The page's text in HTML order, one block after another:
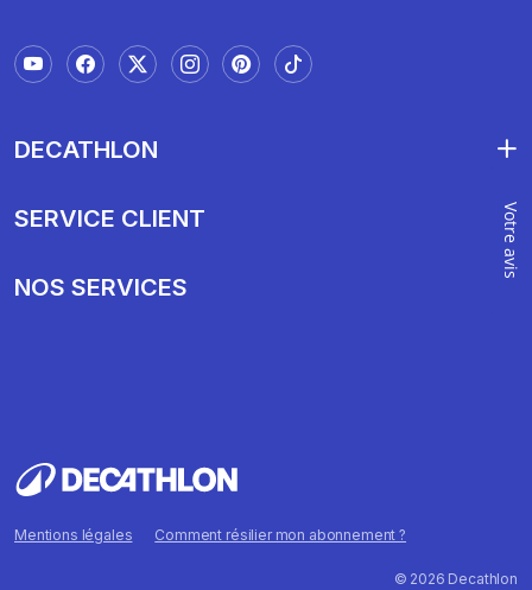
DECATHLON
SERVICE CLIENT
NOS SERVICES
Mentions légales Comment résilier mon abonnement ?
© 2026 Decathlon
Votre avis